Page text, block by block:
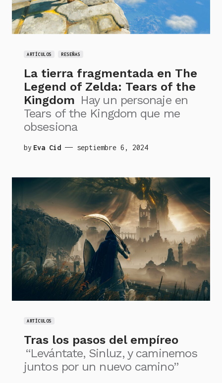
ARTÍCULOS RESEÑAS
La tierra fragmentada en The
Legend of Zelda: Tears of the
Kingdom Hay un personaje en
Tears of the Kingdom que me
obsesiona
by Eva Cid septiembre 6, 2024
ARTÍCULOS
Tras los pasos del empíreo
“Levántate, Sinluz, y caminemos
juntos por un nuevo camino”